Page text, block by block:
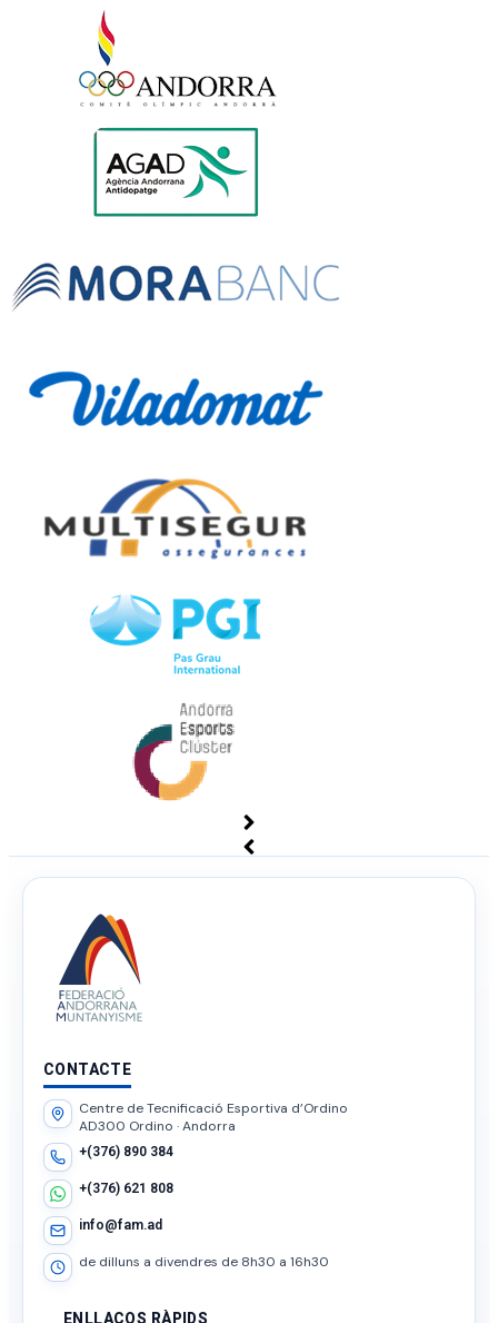
CONTACTE
Centre de Tecnificació Esportiva d’Ordino
AD300 Ordino · Andorra
+(376) 890 384
+(376) 621 808
info@fam.ad
de dilluns a divendres de 8h30 a 16h30
ENLLAÇOS RÀPIDS